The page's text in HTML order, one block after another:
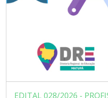
EDITAL 028/2026 -